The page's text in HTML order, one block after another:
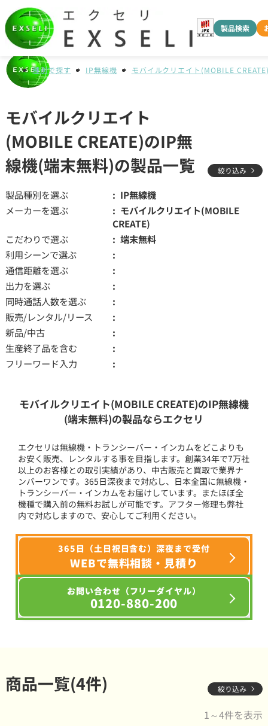
製品検索
種別で探す IP無線機 モバイルクリエイト(MOBILE
モバイルクリエイト
(MOBILE CREATE)のIP無
線機(端末無料)の製品一覧
絞り込み
製品種別を選ぶ
IP無線機
メーカーを選ぶ
モバイルクリエイト(MOBILE
CREATE)
こだわりで選ぶ
端末無料
利用シーンで選ぶ
通信距離を選ぶ
出力を選ぶ
同時通話人数を選ぶ
販売/レンタル/リース
新品/中古
生産終了品を含む
フリーワード入力
モバイルクリエイト(MOBILE CREATE)のIP無線機
(端末無料)の製品ならエクセリ
エクセリは無線機・トランシーバー・インカムをどこよりも
お安く販売、レンタルする事を目指します。創業34年で7万社
以上のお客様との取引実績があり、中古販売と買取で業界ナ
ンバーワンです。365日深夜まで対応し、日本全国に無線機・
トランシーバー・インカムをお届けしています。またほぼ全
機種で購入前の無料お試しが可能です。アフター修理も弊社
内で対応しますので、安心してご利用ください。
365日（土日祝日含む）深夜まで受付
WEBで無料相談・見積り
お問い合わせ（フリーダイヤル）
0120-880-200
商品一覧(4件) 絞り込み
1～4件を表示